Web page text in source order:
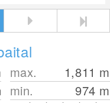
max. 1,811 m
min.
974 m